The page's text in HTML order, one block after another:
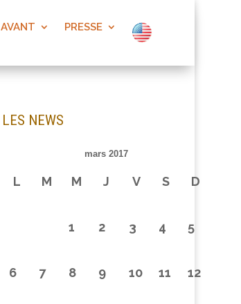
AVANT PRESSE
LES NEWS
mars 2017
L M M J V S D
1 2 3 4 5
6 7 8 9 10 11 12